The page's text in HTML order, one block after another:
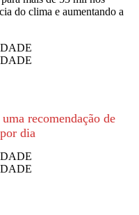
do clima e aumentando a
recomendação de
dia